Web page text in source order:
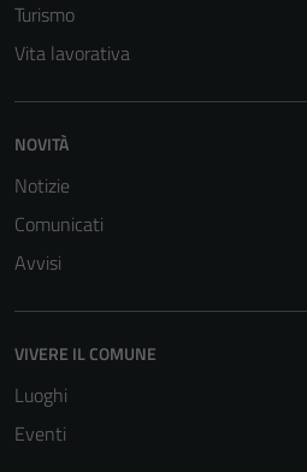
Turismo
Vita lavorativa
NOVITÀ
Notizie
Comunicati
Avvisi
VIVERE IL COMUNE
Luoghi
Eventi